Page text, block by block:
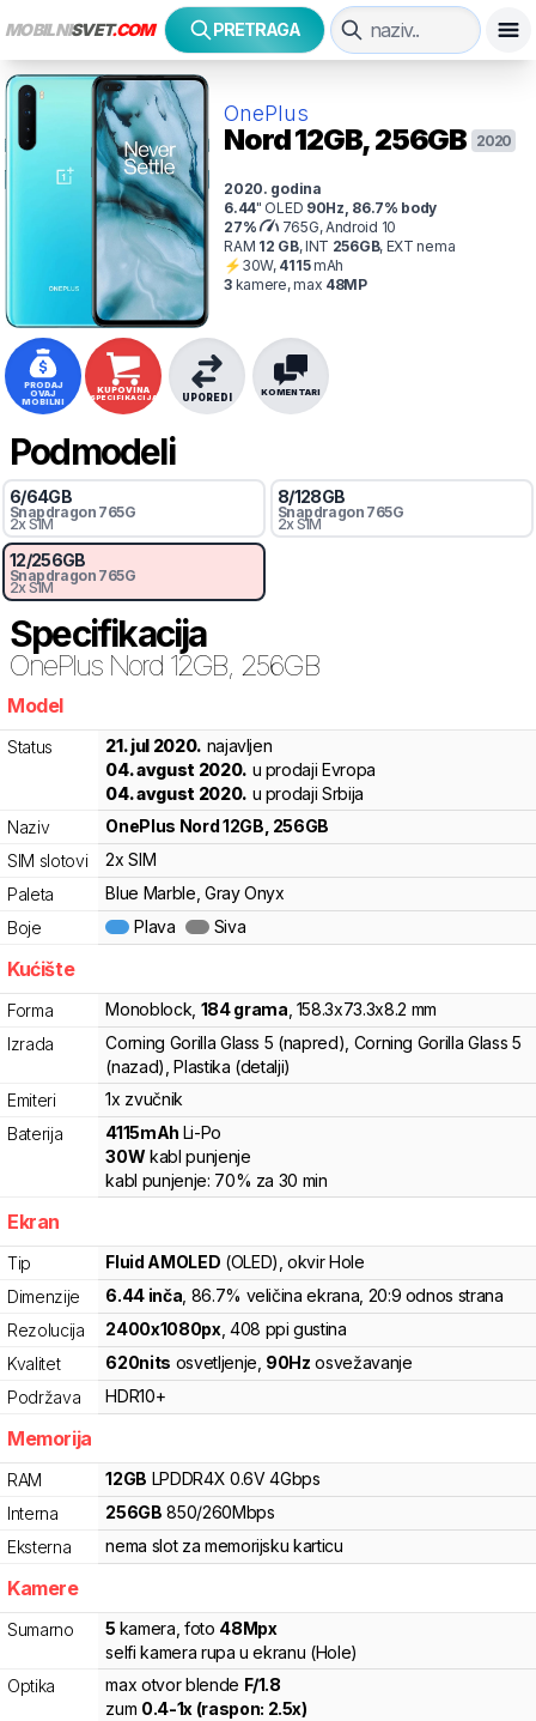
MOBILNISVET.COM PRETRAGA
OnePlus
Nord12GB, 256GB 2020
2020. godina
6.44" OLED 90Hz 86.7% body
27%
765G, Android 10
RAM 12 GB,INT 256GB, EXT nema
⚡ 30W, 4115mAh
3 kamere, max 48MP
PRODAJ
OVAJ
MOBILNI
KUPOVINA
SPECIFIKACIJA KOMENTARI
UPOREDI
Podmodeli
6/64GB
Snapdragon 765G
2x SIM
8/128GB
Snapdragon 765G
2x SIM
12/256GB
Snapdragon 765G
2x SIM
Specifikacija
OnePlus Nord 12GB, 256GB
Model
Status 21. jul 2020. najavljen
04. avgust 2020. u prodaji Evropa
04. avgust 2020. u prodaji Srbija
Naziv
OnePlus Nord 12GB, 256GB
SIM slotovi
2x SIM
Paleta
Blue Marble, Gray Onyx
Boje
Plava Siva
Kućište
Forma Monoblock 184grama 158.3x73.3x8.2 mm
Izrada
Corning Gorilla Glass 5 (napred), Corning Gorilla Glass 5
(nazad), Plastika (detalji)
Emiteri
1x zvučnik
Baterija
4115mAh Li-Po
30W kabl punjenje
kabl punjenje: 70% za 30 min
Ekran
Tip Fluid AMOLED (OLED) , okvir Hole
Dimenzije
6.44 inča , 86.7% veličina ekrana , 20:9 odnos strana
Rezolucija
2400x1080px, 408 ppi gustina
Kvalitet
620nits osvetljenje 90Hz osvežavanje
Podržava
HDR10+
Memorija
RAM 12GB LPDDR4X 0.6V 4Gbps
Interna
256GB 850/260Mbps
Eksterna
nema slot za memorijsku karticu
Kamere
Sumarno 5 kamera foto 48Mpx
selfi kamera rupa u ekranu (Hole)
Optika
max otvor blende F/1.8
zum 0.4-1x (raspon: 2.5x)